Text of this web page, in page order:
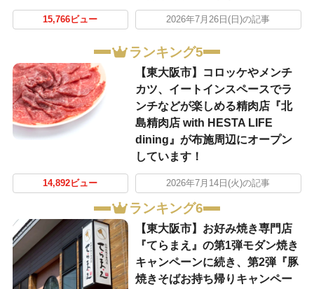
15,766ビュー 2026年7月26日(日)の記事
ランキング5
【東大阪市】コロッケやメンチ
カツ、イートインスペースでラ
ンチなどが楽しめる精肉店『北
島精肉店 with HESTA LIFE
dining』が布施周辺にオープン
しています！
14,892ビュー 2026年7月14日(火)の記事
ランキング6
【東大阪市】お好み焼き専門店
『てらまえ』の第1弾モダン焼き
キャンペーンに続き、第2弾『豚
焼きそばお持ち帰りキャンペー